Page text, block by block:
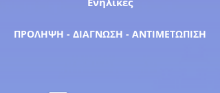
ΠΡΟΛΗΨΗ - ΔΙΑΓΝΩΣΗ - ΑΝΤΙΜΕΤΩΠΙΣΗ